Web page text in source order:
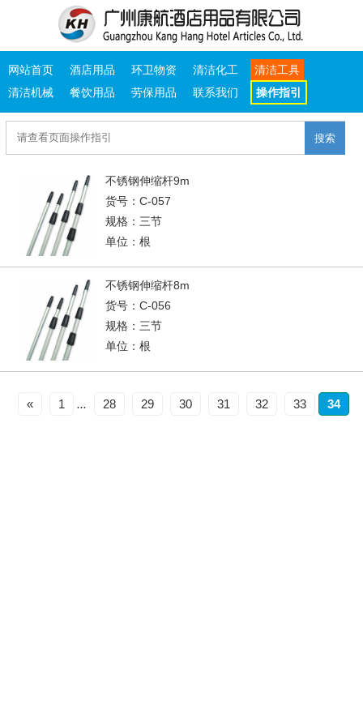
网站首页 酒店用品 环卫物资 清洁化工
清洁工具
清洁机械
餐饮用品 劳保用品 联系我们 操作指引
搜索
不锈钢伸缩杆9m
货号：C-057
规格：三节
单位：根
不锈钢伸缩杆8m
货号：C-056
规格：三节
单位：根
« 1 ... 28 29 30 31 32 33 34